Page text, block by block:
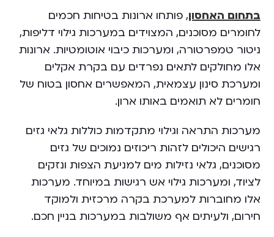
בתחום האחסון, פותחו ארונות בטיחות חכמים
לחומרים מסוכנים, המצוידים במערכות גילוי דליפות,
ניטור טמפרטורה, ומערכות כיבוי אוטומטיות. ארונות
אלו מחולקים לתאים נפרדים עם בקרת אקלים
ומערכת סינון עצמאית, המאפשרים אחסון בטוח של
חומרים לא תואמים באותו ארון.
מערכות התראה וגילוי מתקדמות כוללות גלאי גזים
רגישים היכולים לזהות ריכוזים נמוכים של גזים
מסוכנים, גלאי נזילות מים למניעת הצפות ונזקים
לציוד, ומערכות גילוי אש רגישות במיוחד. מערכות
אלו מחוברות למערכת בקרה מרכזית ולמוקד
חירום, ולעיתים אף משולבות במערכות בניין חכם.